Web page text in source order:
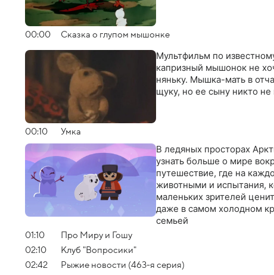
00:00 Сказка о глупом мышонке
Мультфильм по
капризный мышонок не
няньку. Мышка-мать в
щуку, но ее сыну никто не
00:10 Умка
В ледяных просторах
узнать больше о мире
путешествие, где на
животными и испытания,
маленьких зрителей
даже в самом холодном
семьей
01:10
Про Миру и Гошу
02:10
Клуб "Вопросики"
02:42
Рыжие новости (463-я серия)